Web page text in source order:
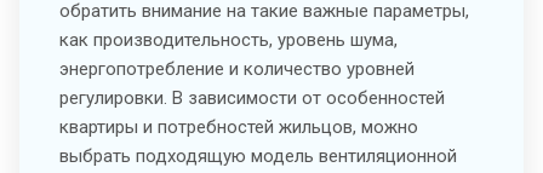
обратить внимание на такие важные параметры,
как производительность, уровень шума,
энергопотребление и количество уровней
регулировки. В зависимости от особенностей
квартиры и потребностей жильцов, можно
выбрать подходящую модель вентиляционной